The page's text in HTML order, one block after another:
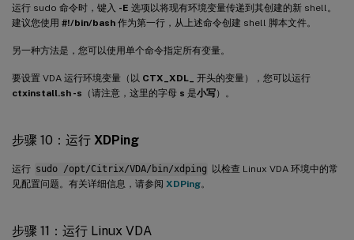
运行 sudo 命令时，键入 -E 选项以将现有环境变量传递到其创建的新 shell。
建议您使用 #!/bin/bash 作为第一行，从上述命令创建 shell 脚本文件。
另一种方法是，您可以使用单个命令指定所有变量。
要设置 VDA 运行环境变量（以 CTX_XDL_
开头的变量），您可以运行
ctxinstall.sh -s （请注意，这里的字母 s 是小写）。
步骤 10：运行 XDPing
运行 sudo /opt/Citrix/VDA/bin/xdping
以检查 Linux VDA 环境中的常
见配置问题。有关详细信息，请参阅 XDPing。
步骤 11：运行 Linux VDA